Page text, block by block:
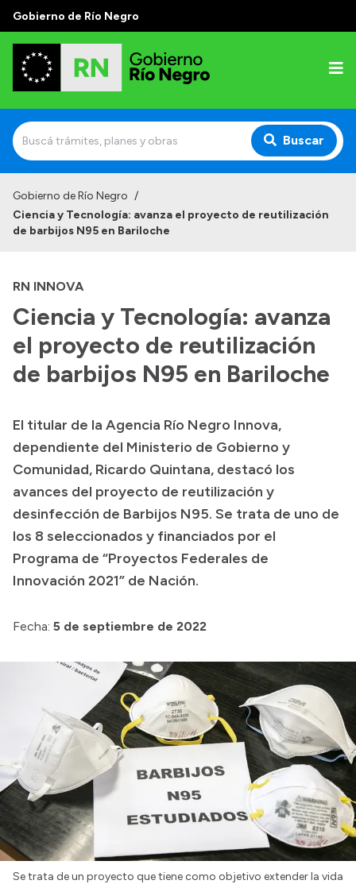
Gobierno de Río Negro
Buscar
Autoridades
Autoridades y Organismos
Discursos en la Legislatura
Casa de Gobierno
Acerca de Río Negro
Geografía
Invertí en Río Negro
Transparencia
Presupuesto
Compras y licitaciones
Consulta de pago a proveedores
Convocatorias
Intranet
Login
Gobierno de Río Negro /
Ciencia y Tecnología: avanza el proyecto de reutilización
de barbijos N95 en Bariloche
RN INNOVA
Ciencia y Tecnología: avanza
el proyecto de reutilización
de barbijos N95 en Bariloche
El titular de la Agencia Río Negro Innova,
dependiente del Ministerio de Gobierno y
Comunidad, Ricardo Quintana, destacó los
avances del proyecto de reutilización y
desinfección de Barbijos N95. Se trata de uno de
los 8 seleccionados y financiados por el
Programa de “Proyectos Federales de
Innovación 2021” de Nación.
Fecha: 5 de septiembre de 2022
Se trata de un proyecto que tiene como objetivo extender la vida